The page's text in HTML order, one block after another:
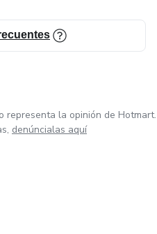
representa la opinión de Hotmart.
denúncialas aquí